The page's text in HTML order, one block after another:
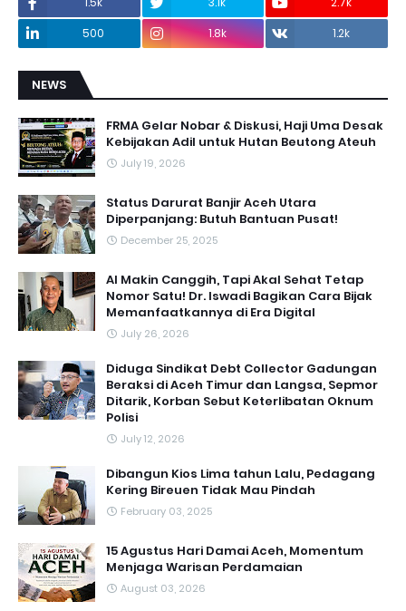
500
1.8k 1.2k
NEWS
FRMA Gelar Nobar & Diskusi, Haji Uma Desak
Kebijakan Adil untuk Hutan Beutong Ateuh
July 19, 2026
Status Darurat Banjir Aceh Utara
Diperpanjang: Butuh Bantuan Pusat!
December 25, 2025
AI Makin Canggih, Tapi Akal Sehat Tetap
Nomor Satu! Dr. Iswadi Bagikan Cara Bijak
Memanfaatkannya di Era Digital
July 26, 2026
Diduga Sindikat Debt Collector Gadungan
Beraksi di Aceh Timur dan Langsa, Sepmor
Ditarik, Korban Sebut Keterlibatan Oknum
Polisi
July 12, 2026
Dibangun Kios Lima tahun Lalu, Pedagang
Kering Bireuen Tidak Mau Pindah
February 03, 2025
15 Agustus Hari Damai Aceh, Momentum
Menjaga Warisan Perdamaian
August 03, 2026